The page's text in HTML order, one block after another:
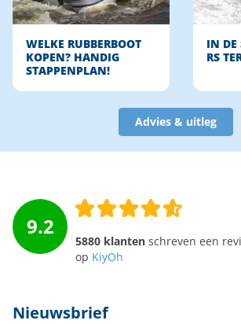
WELKE RUBBERBOOT
KOPEN? HANDIG
STAPPENPLAN!
IN DE
RS
Advies & uitleg
9.2
5880 klanten schreven een
op KiyOh
Nieuwsbrief